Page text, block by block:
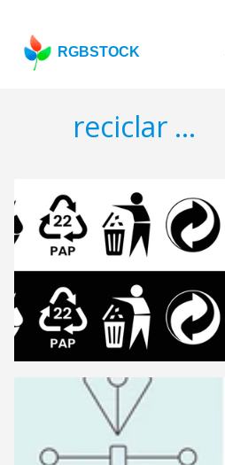
RGBSTOCK
reciclar ...